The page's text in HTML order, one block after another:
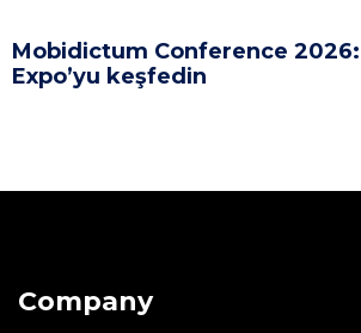
Mobidictum Conference
Expo’yu keşfedin
Company